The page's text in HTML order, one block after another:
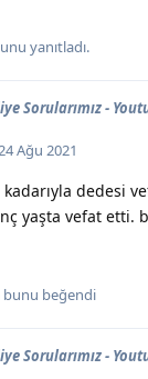
yanıtladı.
Sorularımız -
Ağu 2021
kadarıyla dedesi
yaşta vefat etti.
bunu beğendi
Sorularımız -